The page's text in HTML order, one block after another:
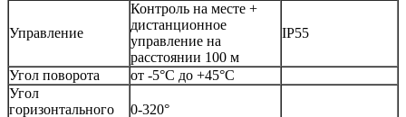
Управление
Контроль на месте +
дистанционное
управление на
расстоянии 100 м
IP55
Угол поворота
от -5°С до +45°С
Угол
горизонтального
0-320°